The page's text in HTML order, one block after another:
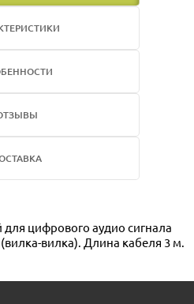
для цифрового аудио сигнала
вилка). Длина кабеля 3 м.